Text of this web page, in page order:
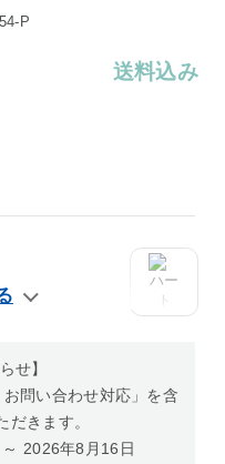
P
送料込み
せ】
問い合わせ対応」を含
きます。
2026年8月16日